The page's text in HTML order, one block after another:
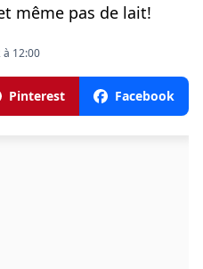
même pas de lait!
à 12:00
Pinterest Facebook